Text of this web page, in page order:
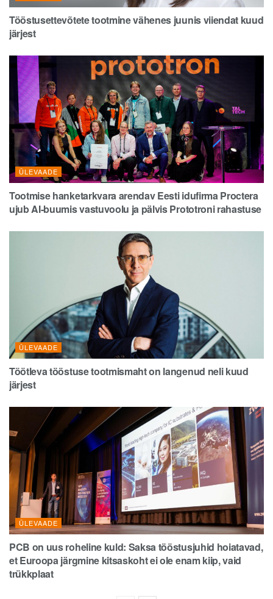
Tööstusettevõtete tootmine vähenes juunis viiendat kuud
järjest
ÜLEVAADE
Tootmise hanketarkvara arendav Eesti idufirma Proctera
ujub AI-buumis vastuvoolu ja pälvis Prototroni rahastuse
ÜLEVAADE
Töötleva tööstuse tootmismaht on langenud neli kuud
järjest
ÜLEVAADE
PCB on uus roheline kuld: Saksa tööstusjuhid hoiatavad,
et Euroopa järgmine kitsaskoht ei ole enam kiip, vaid
trükkplaat